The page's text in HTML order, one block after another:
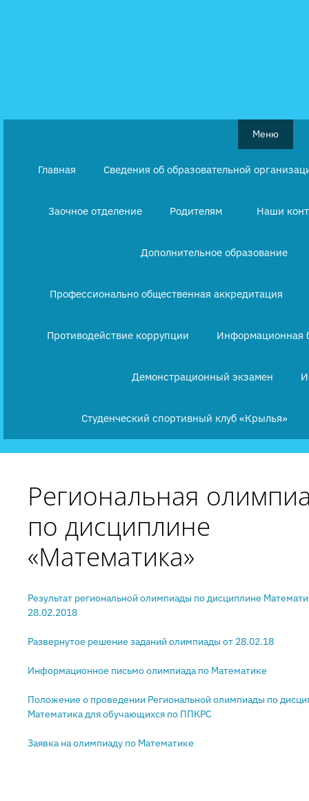
Меню
Главная Сведения об образовательной
Заочное отделение Родителям Наши
Дополнительное образование
Профессионально общественная аккредитация
Противодействие коррупции Информационная
Демонстрационный экзамен
Студенческий спортивный клуб «Крылья»
Региональная
по дисциплине
«Математика»
Результат региональной олимпиады по дисциплине
28.02.2018
Развернутое решение заданий олимпиады от 28.02.18
Информационное письмо олимпиада по Математике
Положение о проведении Региональной олимпиады по
Математика для обучающихся по ППКРС
Заявка на олимпиаду по Математике